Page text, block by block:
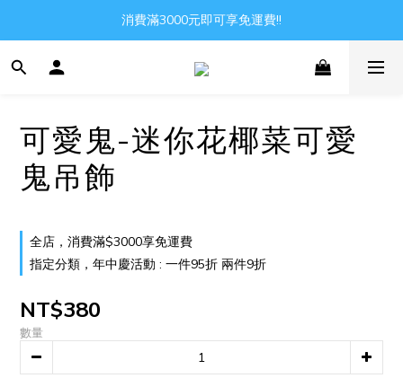
Gather all the joys in the world
消費滿3000元即可享免運費!!
Gather all the joys in the world
可愛鬼-迷你花椰菜可愛
鬼吊飾
全店，消費滿$3000享免運費
指定分類，年中慶活動 : 一件95折 兩件9折
NT$380
數量